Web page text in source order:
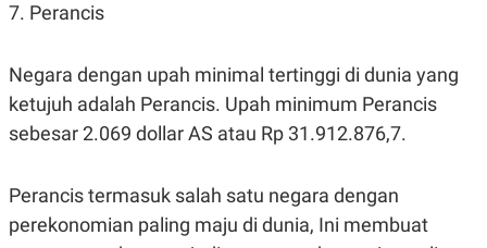
7. Perancis
Negara dengan upah minimal tertinggi di dunia yang
ketujuh adalah Perancis. Upah minimum Perancis
sebesar 2.069 dollar AS atau Rp 31.912.876,7.
Perancis termasuk salah satu negara dengan
perekonomian paling maju di dunia, Ini membuat